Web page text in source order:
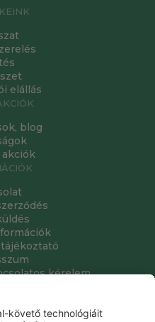
elállás
blog
kérelem